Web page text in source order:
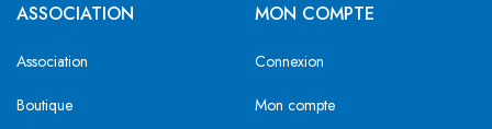
ASSOCIATION
Association
Boutique
MON COMPTE
Connexion
Mon compte